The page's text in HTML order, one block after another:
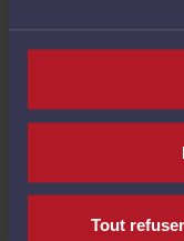
Tout
Mai 2022
Mars 2022
Décembre 2021
Novembre 2021